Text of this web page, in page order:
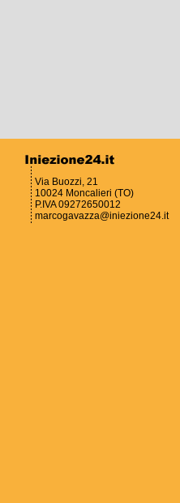
Via Buozzi, 21
10024 Moncalieri (TO)
P.IVA 09272650012
marcogavazza@iniezione24.it